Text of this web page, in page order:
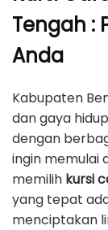
Tengah :
Anda
Kabupaten
dan gaya
dengan
ingin memulai
memilih kursi
yang tepat
menciptakan